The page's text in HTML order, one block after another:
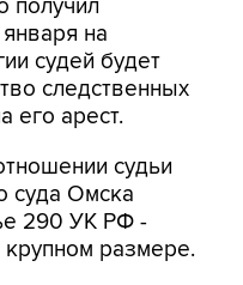
получил
на
судей будет
следственных
его арест.
судьи
суда Омска
290 УК РФ -
крупном размере.